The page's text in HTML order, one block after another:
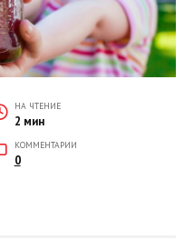
НА ЧТЕНИЕ
2 мин
КОММЕНТАРИИ
0